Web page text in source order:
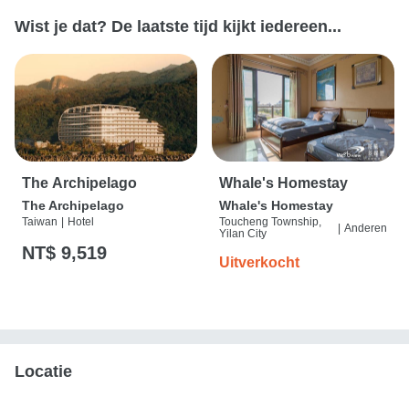
Wist je dat? De laatste tijd kijkt iedereen...
The Archipelago
The Archipelago
Taiwan Hotel
NT$ 9,519
Whale's Homestay
Whale's Homestay
Toucheng Township,
Yilan City
| Anderen
Uitverkocht
Locatie